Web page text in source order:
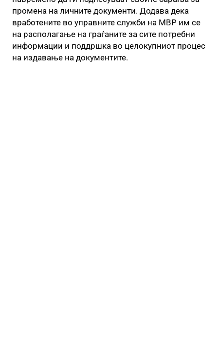
промена на личните документи. Додава дека
вработените во управните служби на МВР им се
на располагање на граѓаните за сите потребни
информации и поддршка во целокупниот процес
на издавање на документите.